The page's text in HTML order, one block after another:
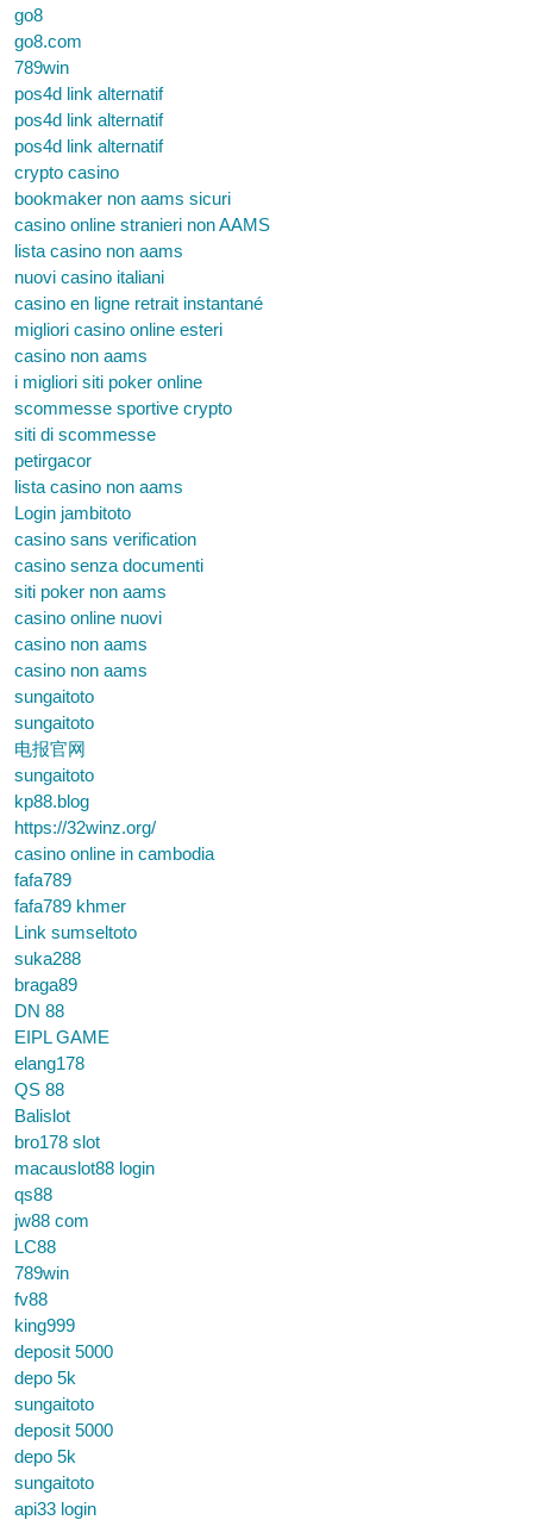
go8
go8.com
789win
pos4d link alternatif
pos4d link alternatif
pos4d link alternatif
crypto casino
bookmaker non aams sicuri
casino online stranieri non AAMS
lista casino non aams
nuovi casino italiani
casino en ligne retrait instantané
migliori casino online esteri
casino non aams
i migliori siti poker online
scommesse sportive crypto
siti di scommesse
petirgacor
lista casino non aams
Login jambitoto
casino sans verification
casino senza documenti
siti poker non aams
casino online nuovi
casino non aams
casino non aams
sungaitoto
sungaitoto
电报官网
sungaitoto
kp88.blog
https://32winz.org/
casino online in cambodia
fafa789
fafa789 khmer
Link sumseltoto
suka288
braga89
DN 88
EIPL GAME
elang178
QS 88
Balislot
bro178 slot
macauslot88 login
qs88
jw88 com
LC88
789win
fv88
king999
deposit 5000
depo 5k
sungaitoto
deposit 5000
depo 5k
sungaitoto
api33 login